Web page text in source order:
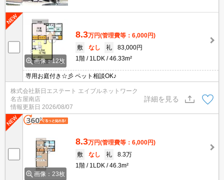
画像：12枚
8.3万円(管理費等：6,000円)
敷
なし 礼
83,000円
1階
1LDK 46.33m²
専用お庭付き☆彡 ペット相談OK♪
株式会社新日エステート エイブルネットワーク
名古屋南店
情報更新日 2026/08/07
詳細を見る
画像：23枚
8.3万円(管理費等：6,000円)
敷
なし 礼
8.3万
1階
1LDK 46.3m²